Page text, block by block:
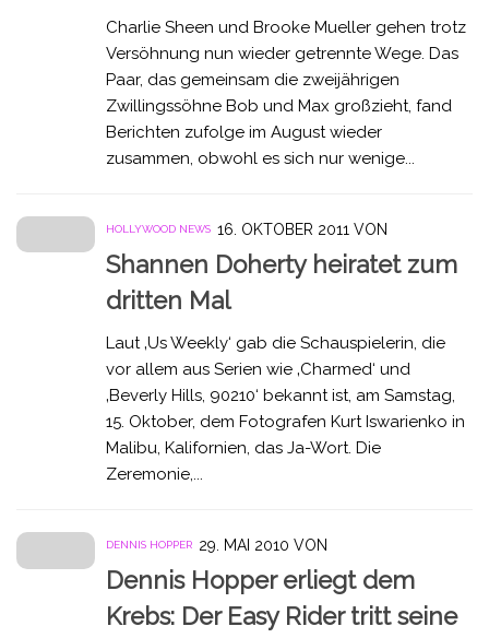
Charlie Sheen und Brooke Mueller gehen trotz
Versöhnung nun wieder getrennte Wege. Das
Paar, das gemeinsam die zweijährigen
Zwillingssöhne Bob und Max großzieht, fand
Berichten zufolge im August wieder
zusammen, obwohl es sich nur wenige...
HOLLYWOOD NEWS 16. OKTOBER 2011 VON
Shannen Doherty heiratet zum
dritten Mal
Laut ‚Us Weekly‘ gab die Schauspielerin, die
vor allem aus Serien wie ‚Charmed‘ und
‚Beverly Hills, 90210‘ bekannt ist, am Samstag,
15. Oktober, dem Fotografen Kurt Iswarienko in
Malibu, Kalifornien, das Ja-Wort. Die
Zeremonie,...
DENNIS HOPPER 29. MAI 2010 VON
Dennis Hopper erliegt dem
Krebs: Der Easy Rider tritt seine